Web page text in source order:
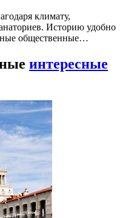
климату,
Историю удобно
общественные…
интересные